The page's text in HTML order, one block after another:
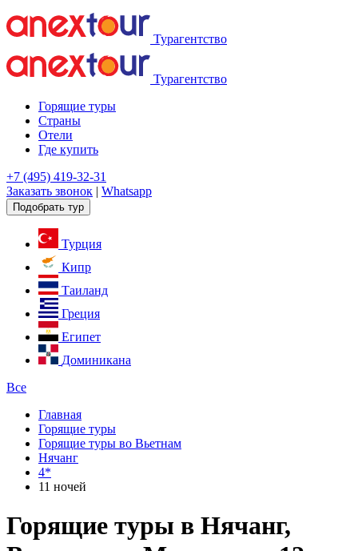
Турагентство
Турагентство
Горящие туры
Страны
Отели
Где купить
+7 (495) 419-32-31
Заказать звонок | Whatsapp
Подобрать тур
Турция
Кипр
Таиланд
Греция
Египет
Доминикана
Все
Главная
Горящие туры
Горящие туры во Вьетнам
Нячанг
4*
11 ночей
Горящие туры в Нячанг,